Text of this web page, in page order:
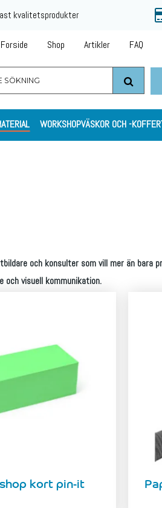
kvalitetsprodukter
FAQ
Artikler
Shop
Forside
WORKSHOPVÄSKOR OCH -
och konsulter som vill mer än bara
och visuell kommunikation.
kort pin-it